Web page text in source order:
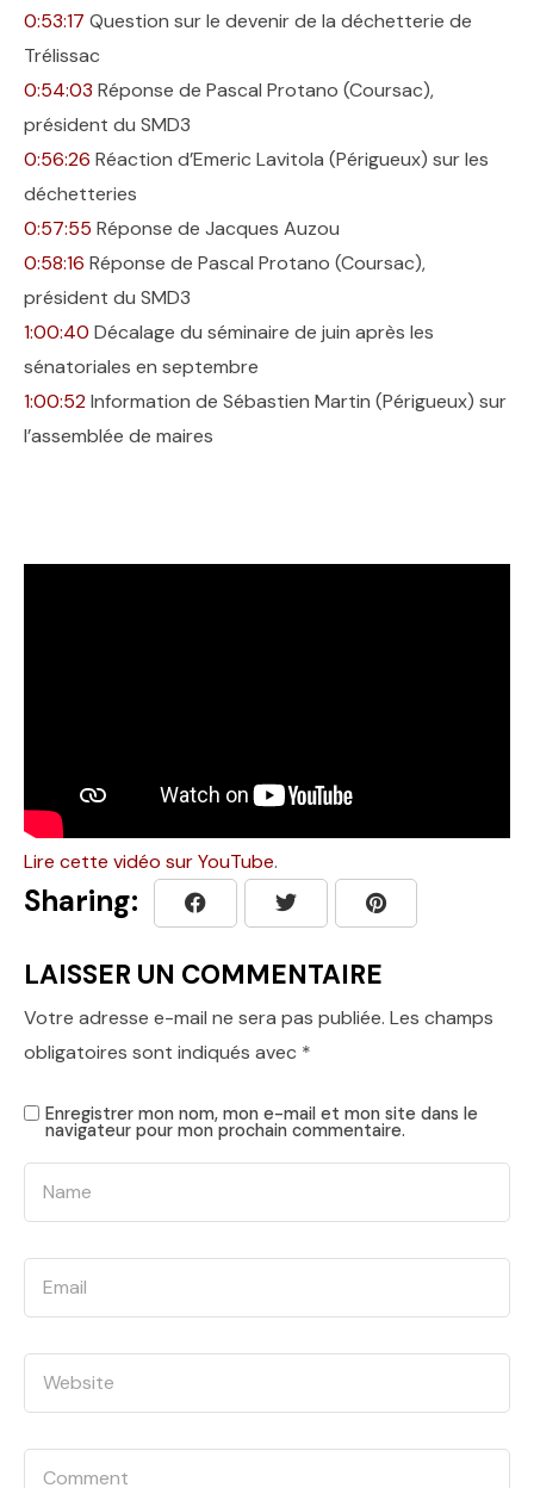
0:53:17 Question sur le devenir de la déchetterie de
Trélissac
0:54:03 Réponse de Pascal Protano (Coursac),
président du SMD3
0:56:26 Réaction d’Emeric Lavitola (Périgueux) sur les
déchetteries
0:57:55 Réponse de Jacques Auzou
0:58:16 Réponse de Pascal Protano (Coursac),
président du SMD3
1:00:40 Décalage du séminaire de juin après les
sénatoriales en septembre
1:00:52Information de Sébastien Martin (Périgueux) sur
l’assemblée de maires
Lire cette vidéo sur YouTube.
Sharing:
LAISSER UN COMMENTAIRE
Votre adresse e-mail ne sera pas publiée. Les champs
obligatoires sont indiqués avec *
Enregistrer mon nom, mon e-mail et mon site dans le
navigateur pour mon prochain commentaire.